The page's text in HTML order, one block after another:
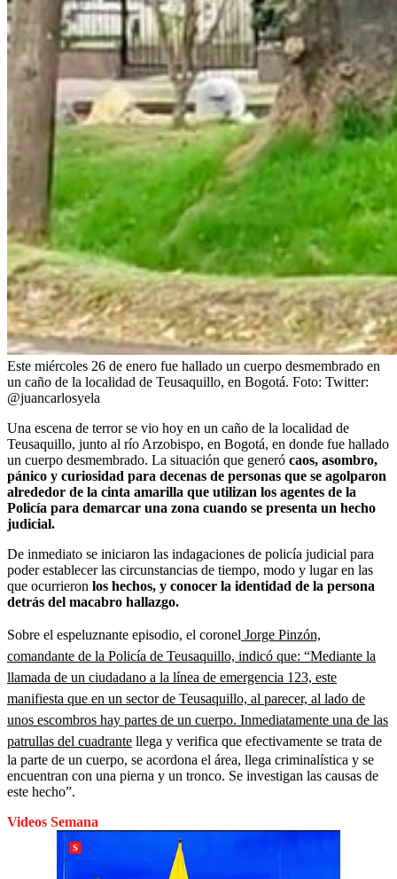
Este miércoles 26 de enero fue hallado un cuerpo desmembrado en
un caño de la localidad de Teusaquillo, en Bogotá. Foto: Twitter:
@juancarlosyela
Una escena de terror se vio hoy en un caño de la localidad de
Teusaquillo, junto al río Arzobispo, en Bogotá, en donde fue hallado
un cuerpo desmembrado. La situación que generó caos, asombro,
pánico y curiosidad para decenas de personas que se agolparon
alrededor de la cinta amarilla que utilizan los agentes de la
Policía para demarcar una zona cuando se presenta un hecho
judicial.
De inmediato se iniciaron las indagaciones de policía judicial para
poder establecer las circunstancias de tiempo, modo y lugar en las
que ocurrieron los hechos, y conocer la identidad de la persona
detrás del macabro hallazgo.
Sobre el espeluznante episodio, el coronel Jorge Pinzón,
comandante de la Policía de Teusaquillo, indicó que: “Mediante la
llamada de un ciudadano a la línea de emergencia 123, este
manifiesta que en un sector de Teusaquillo, al parecer, al lado de
unos escombros hay partes de un cuerpo. Inmediatamente una de las
patrullas del cuadrante llega y verifica que efectivamente se trata de
la parte de un cuerpo, se acordona el área, llega criminalística y se
encuentran con una pierna y un tronco. Se investigan las causas de
este hecho”.
Videos Semana